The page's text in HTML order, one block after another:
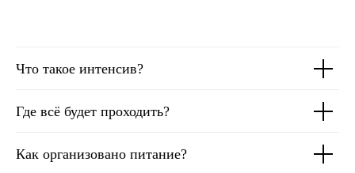
Что такое интенсив?
Где всё будет проходить?
Как организовано питание?